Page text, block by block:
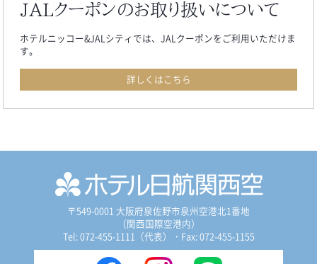
JALクーポンのお取り扱いについて
ホテルニッコー&JALシティでは、JALクーポンをご利用いただけま
す。
詳しくはこちら
〒549-0001 大阪府泉佐野市泉州空港北1番地
（関西国際空港内）
Tel: 072-455-1111（代表）
・Fax: 072-455-1155